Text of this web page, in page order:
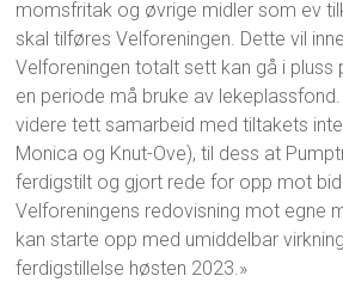
momsfritak og øvrige midler som ev
skal tilføres Velforeningen. Dette vil
Velforeningen totalt sett kan gå i pluss
en periode må bruke av
videre tett samarbeid med tiltakets
Monica og Knut-Ove), til dess at
ferdigstilt og gjort rede for opp mot
Velforeningens redovisning mot egne
kan starte opp med umiddelbar
ferdigstillelse høsten 2023.»